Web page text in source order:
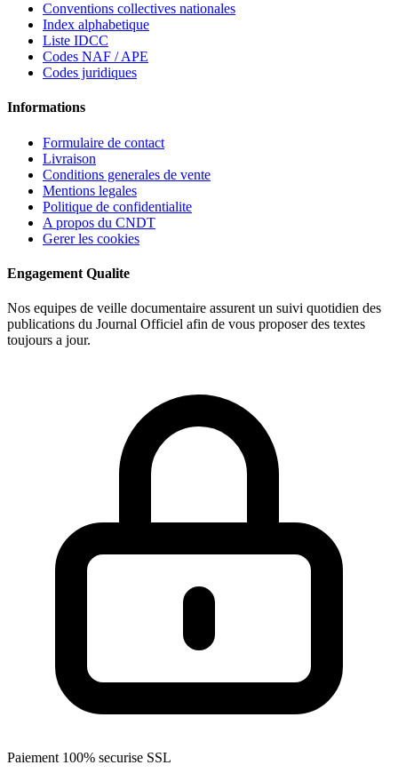
Conventions collectives nationales
Index alphabetique
Liste IDCC
Codes NAF / APE
Codes juridiques
Informations
Formulaire de contact
Livraison
Conditions generales de vente
Mentions legales
Politique de confidentialite
A propos du CNDT
Gerer les cookies
Engagement Qualite
Nos equipes de veille documentaire assurent un suivi quotidien des
publications du Journal Officiel afin de vous proposer des textes
toujours a jour.
Paiement 100% securise SSL